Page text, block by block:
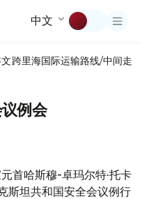
中文
跨里海国际运输路线/中间走廊
例会
首哈斯穆-卓玛尔特·托卡
斯坦共和国安全会议例行